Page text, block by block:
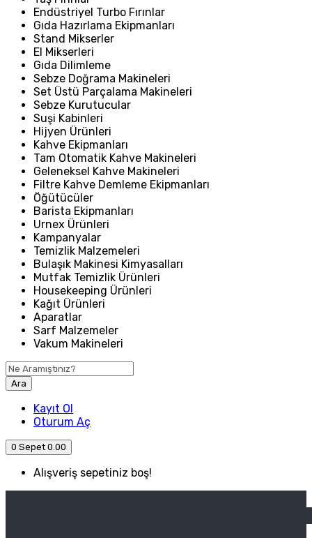
Endüstriyel Turbo Fırınlar
Gıda Hazırlama Ekipmanları
Stand Mikserler
El Mikserleri
Gıda Dilimleme
Sebze Doğrama Makineleri
Set Üstü Parçalama Makineleri
Sebze Kurutucular
Suşi Kabinleri
Hijyen Ürünleri
Kahve Ekipmanları
Tam Otomatik Kahve Makineleri
Geleneksel Kahve Makineleri
Filtre Kahve Demleme Ekipmanları
Öğütücüler
Barista Ekipmanları
Urnex Ürünleri
Kampanyalar
Temizlik Malzemeleri
Bulaşık Makinesi Kimyasalları
Mutfak Temizlik Ürünleri
Housekeeping Ürünleri
Kağıt Ürünleri
Aparatlar
Sarf Malzemeler
Vakum Makineleri
Ara
Kayıt Ol
Oturum Aç
0 Sepet 0.00
Alışveriş sepetiniz boş!